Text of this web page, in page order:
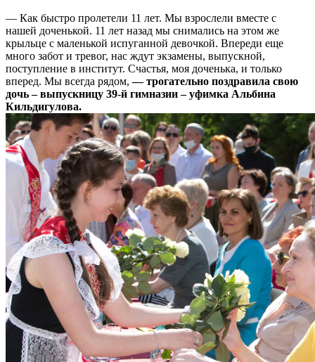
— Как быстро пролетели 11 лет. Мы взрослели вместе с
нашей доченькой. 11 лет назад мы снимались на этом же
крыльце с маленькой испуганной девочкой. Впереди еще
много забот и тревог, нас ждут экзамены, выпускной,
поступление в институт. Счастья, моя доченька, и только
вперед. Мы всегда рядом,— трогательно поздравила свою
дочь – выпускницу 39-й гимназии – уфимка Альбина
Кильдигулова.